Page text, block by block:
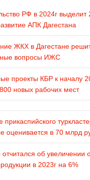
РФ в 2024г выделит
АПК Дагестана
ЖКХ в Дагестане
вопросы ИЖС
проекты КБР к началу
новых рабочих мест
прикаспийского
оценивается в 70 млрд
отчитался об увеличении
в 2023г на 6%